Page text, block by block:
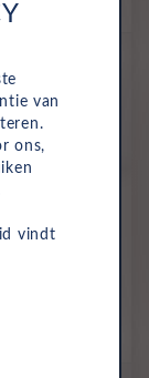
Range
van
ons,
vindt